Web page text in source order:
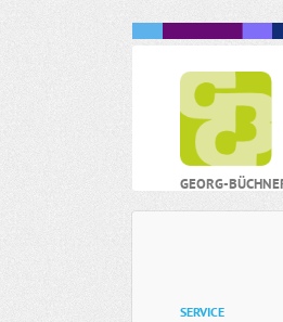
GEORG-
Navigation
SERVICE